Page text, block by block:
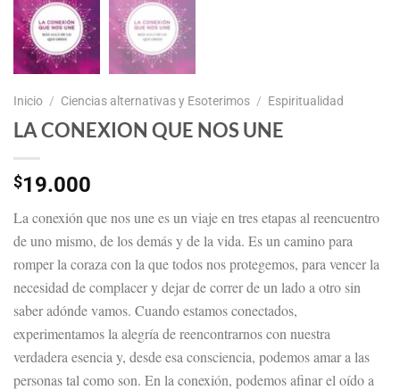
Inicio / Ciencias alternativas y Esoterimos / Espiritualidad
LA CONEXION QUE NOS UNE
$19.000
La conexión que nos une es un viaje en tres etapas al reencuentro
de uno mismo, de los demás y de la vida. Es un camino para
romper la coraza con la que todos nos protegemos, para vencer la
necesidad de complacer y dejar de correr de un lado a otro sin
saber adónde vamos. Cuando estamos conectados,
experimentamos la alegría de reencontrarnos con nuestra
verdadera esencia y, desde esa consciencia, podemos amar a las
personas tal como son. En la conexión, podemos afinar el oído a